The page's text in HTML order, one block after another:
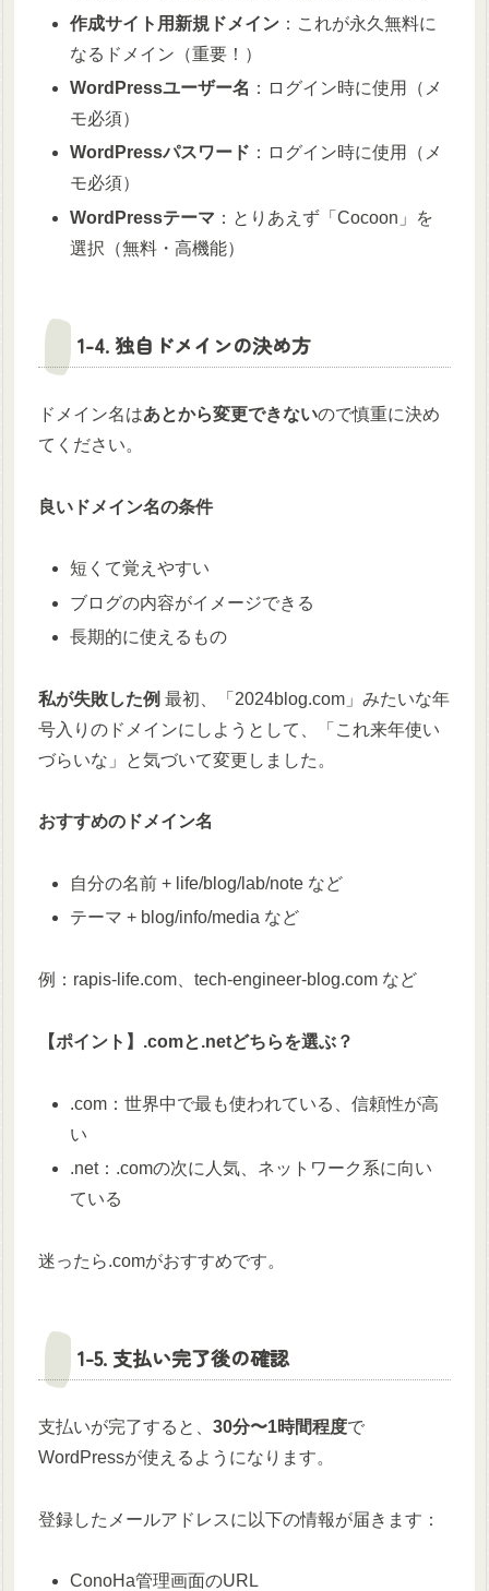
作成サイト用新規ドメイン ：これが永久無料に
なるドメイン（重要！）
WordPressユーザー名 ：ログイン時に使用（メ
モ必須）
WordPressパスワード ：ログイン時に使用（メ
モ必須）
WordPressテーマ ：とりあえず「Cocoon」を
選択（無料・高機能）
1-4. 独自ドメインの決め方
ドメイン名はあとから変更できないので慎重に決め
てください。
良いドメイン名の条件
短くて覚えやすい
ブログの内容がイメージできる
長期的に使えるもの
私が失敗した例 最初、「2024blog.com」みたいな年
号入りのドメインにしようとして、「これ来年使い
づらいな」と気づいて変更しました。
おすすめのドメイン名
自分の名前 + life/blog/lab/note など
テーマ + blog/info/media など
例：rapis-life.com、tech-engineer-blog.com など
【ポイント】.comと.netどちらを選ぶ？
.com：世界中で最も使われている、信頼性が高
い
.net：.comの次に人気、ネットワーク系に向い
ている
迷ったら.comがおすすめです。
1-5. 支払い完了後の確認
支払いが完了すると、30分〜1時間程度で
WordPressが使えるようになります。
登録したメールアドレスに以下の情報が届きます：
ConoHa管理画面のURL